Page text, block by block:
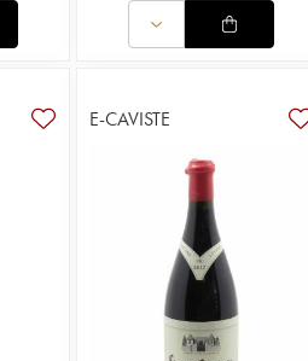
E-CAVISTE